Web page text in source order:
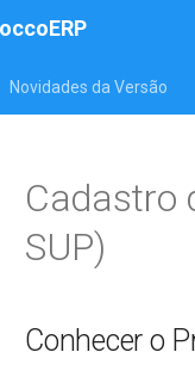
Novidades da Versão
Cadastro
SUP)
Conhecer o